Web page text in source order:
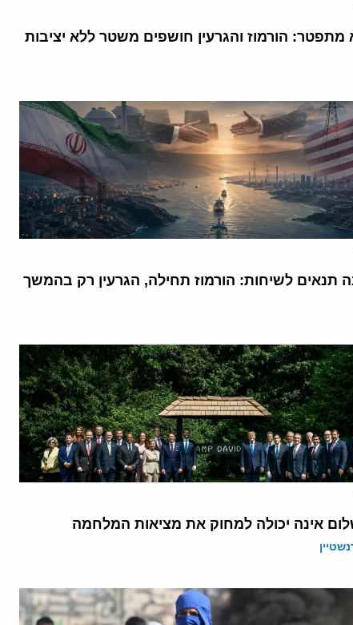
מתפטר: הורמוז והגרעין חושפים משטר ללא יציבות
תנאים לשיחות: הורמוז תחילה, הגרעין רק בהמשך
אינה יכולה למחוק את מציאות המלחמה